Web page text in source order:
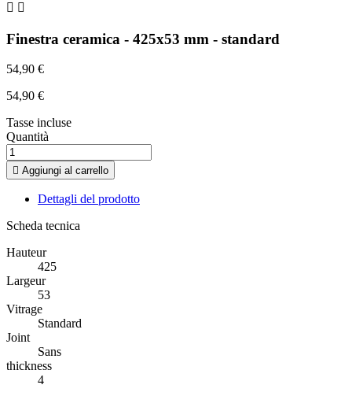
 
Finestra ceramica - 425x53 mm - standard
54,90 €
54,90 €
Tasse incluse
Quantità
 Aggiungi al carrello
Dettagli del prodotto
Scheda tecnica
Hauteur
425
Largeur
53
Vitrage
Standard
Joint
Sans
thickness
4